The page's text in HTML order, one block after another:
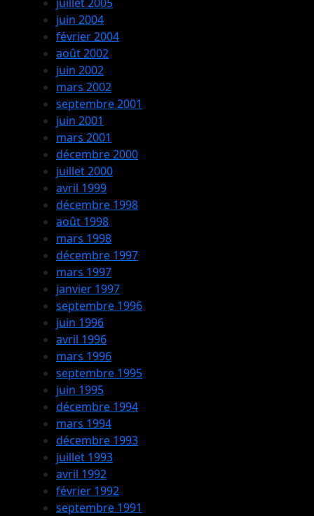
juin 2004
février 2004
août 2002
juin 2002
mars 2002
septembre 2001
juin 2001
mars 2001
décembre 2000
juillet 2000
avril 1999
décembre 1998
août 1998
mars 1998
décembre 1997
mars 1997
janvier 1997
septembre 1996
juin 1996
avril 1996
mars 1996
septembre 1995
juin 1995
décembre 1994
mars 1994
décembre 1993
juillet 1993
avril 1992
février 1992
septembre 1991